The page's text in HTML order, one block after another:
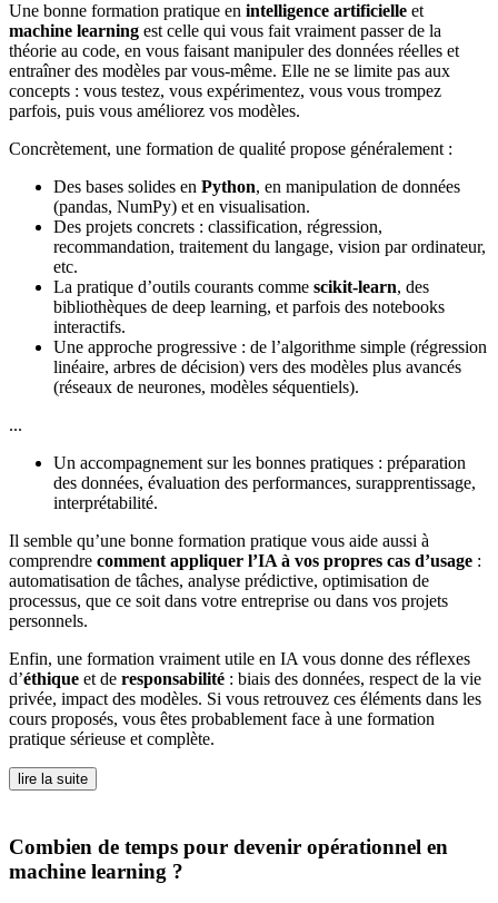
Une bonne formation pratique en intelligence artificielle et
machine learning est celle qui vous fait vraiment passer de la
théorie au code, en vous faisant manipuler des données réelles et
entraîner des modèles par vous-même. Elle ne se limite pas aux
concepts : vous testez, vous expérimentez, vous vous trompez
parfois, puis vous améliorez vos modèles.
Concrètement, une formation de qualité propose généralement :
Des bases solides en Python, en manipulation de données
(pandas, NumPy) et en visualisation.
Des projets concrets : classification, régression,
recommandation, traitement du langage, vision par ordinateur,
etc.
La pratique d’outils courants comme scikit-learn, des
bibliothèques de deep learning, et parfois des notebooks
interactifs.
Une approche progressive : de l’algorithme simple (régression
linéaire, arbres de décision) vers des modèles plus avancés
(réseaux de neurones, modèles séquentiels).
...
Un accompagnement sur les bonnes pratiques : préparation
des données, évaluation des performances, surapprentissage,
interprétabilité.
Il semble qu’une bonne formation pratique vous aide aussi à
comprendre comment appliquer l’IA à vos propres cas d’usage :
automatisation de tâches, analyse prédictive, optimisation de
processus, que ce soit dans votre entreprise ou dans vos projets
personnels.
Enfin, une formation vraiment utile en IA vous donne des réflexes
d’éthique et de responsabilité : biais des données, respect de la vie
privée, impact des modèles. Si vous retrouvez ces éléments dans les
cours proposés, vous êtes probablement face à une formation
pratique sérieuse et complète.
lire la suite
Combien de temps pour devenir opérationnel en
machine learning ?